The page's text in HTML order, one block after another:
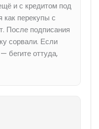
и с кредитом под
перекупы с
После подписания
сорвали. Если
бегите оттуда,